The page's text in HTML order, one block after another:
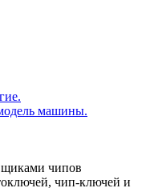
машины.
чипов
чип-ключей и